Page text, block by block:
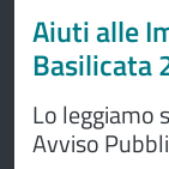
Aiuti alle
Basilicata
Lo leggiamo
Avviso